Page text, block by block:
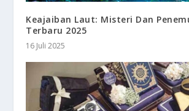
Keajaiban Laut: Misteri Dan
Terbaru 2025
16 Juli 2025